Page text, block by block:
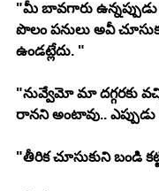
"మీ బావగారు ఉన్నప్పుడు
పొలం పనులు అవీ
ఉండట్లేదు. "
"నువ్వేమో మా దగ్గరకు
రానని అంటావు.. ఎప్పుడు
"తీరిక చూసుకుని బండి